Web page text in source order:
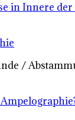
in Innere der
/